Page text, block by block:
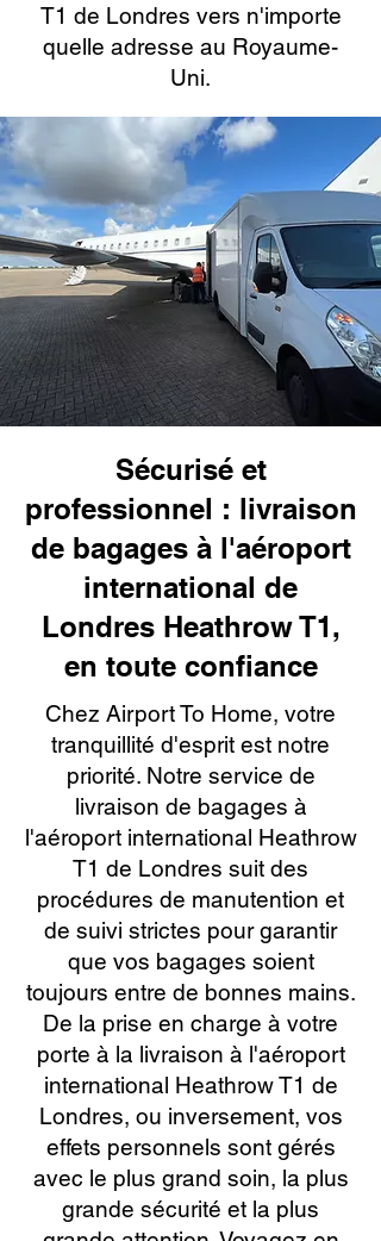
T1 de Londres vers n'importe
quelle adresse au Royaume-
Uni.
Sécurisé et
professionnel : livraison
de bagages à l'aéroport
international de
Londres Heathrow T1,
en toute confiance
Chez Airport To Home, votre
tranquillité d'esprit est notre
priorité. Notre service de
livraison de bagages à
l'aéroport international Heathrow
T1 de Londres suit des
procédures de manutention et
de suivi strictes pour garantir
que vos bagages soient
toujours entre de bonnes mains.
De la prise en charge à votre
porte à la livraison à l'aéroport
international Heathrow T1 de
Londres, ou inversement, vos
effets personnels sont gérés
avec le plus grand soin, la plus
grande sécurité et la plus